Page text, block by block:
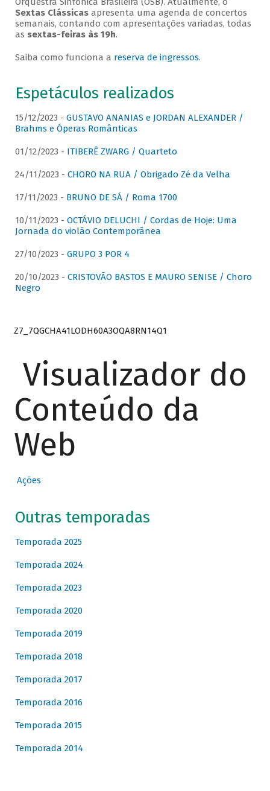
Sextas Clássicasapresenta uma agenda de concertos
semanais, contando com apresentações variadas, todas
as sextas-feiras às 19h.
Saiba como funciona a reserva de ingressos.
Espetáculos realizados
15/12/2023 - GUSTAVO ANANIAS e JORDAN ALEXANDER /
Brahms e Óperas Românticas
01/12/2023 - ITIBERÊ ZWARG / Quarteto
24/11/2023 - CHORO NA RUA / Obrigado Zé da Velha
17/11/2023 - BRUNO DE SÁ / Roma 1700
10/11/2023 - OCTÁVIO DELUCHI / Cordas de Hoje: Uma
Jornada do violão Contemporânea
27/10/2023 - GRUPO 3 POR 4
20/10/2023 - CRISTOVÃO BASTOS E MAURO SENISE / Choro
Negro
Z7_7QGCHA41LODH60A3OQA8RN14Q1
Visualizador do
Conteúdo da
Web
Ações
Outras temporadas
Temporada 2025
Temporada 2024
Temporada 2023
Temporada 2020
Temporada 2019
Temporada 2018
Temporada 2017
Temporada 2016
Temporada 2015
Temporada 2014